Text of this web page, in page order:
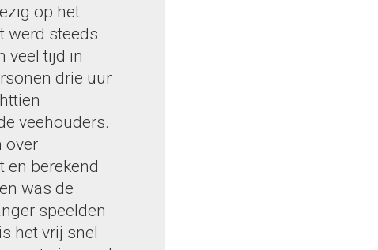
op het
werd steeds
veel tijd in
drie uur
veehouders.
over
en berekend
was de
speelden
het vrij snel